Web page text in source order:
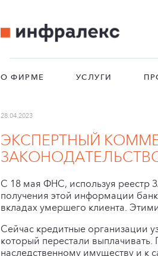
О ФИРМЕ УСЛУГИ
28.04.2023
ЭКСПЕРТНЫЙ
С 18 мая ФНС, используя реестр
получения этой информации
вкладах умершего клиента.
Сейчас кредитные организации
который перестали
наследственному имуществу и к